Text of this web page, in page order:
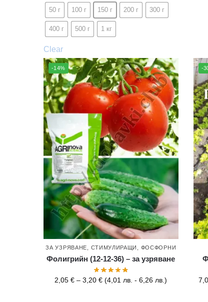
50 г 100 г 150 г 200 г 300 г
400 г 500 г 1 кг
Clear
-14%
ЗА УЗРЯВАНЕ СТИМУЛИРАЩИ ФОСФОРНИ
Фолигрийн (12-12-36) – за узряване
2,05€ – 3,20€ (4,01 лв. -6,26 лв.)
-